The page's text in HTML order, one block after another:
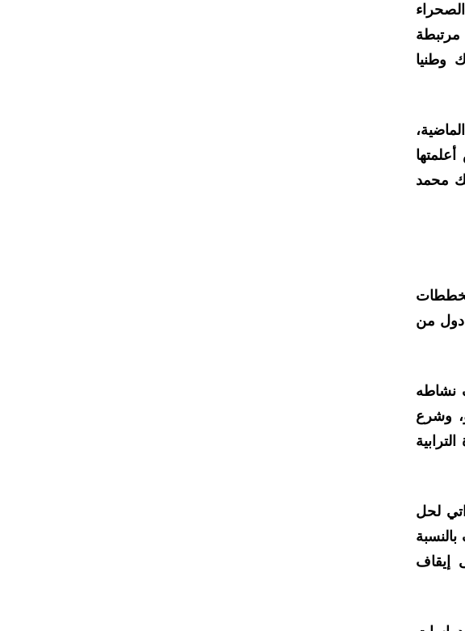
مرتبطة
وطنيا
محمد
دول من
نشاطه
وشرع
لحل
إيقاف